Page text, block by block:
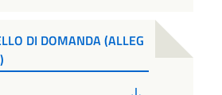
DI DOMANDA (ALLEG